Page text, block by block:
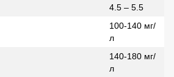
4.5 – 5.5
100-140 мг/
л
140-180 мг/
л